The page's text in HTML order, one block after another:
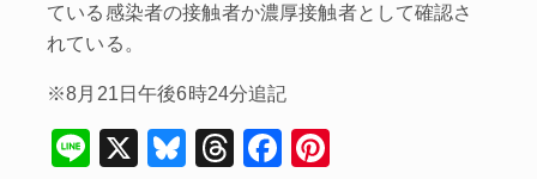
ている感染者の接触者か濃厚接触者として確認さ
れている。
※8月21日午後6時24分追記
Li
X
Bl
T
F